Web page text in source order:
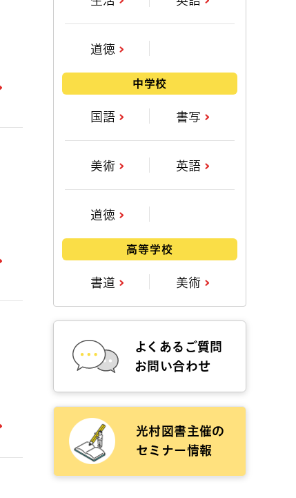
道徳
中学校
国語 書写
美術 英語
道徳
高等学校
書道 美術
よくあるご質問
お問い合わせ
光村図書主催の
セミナー情報